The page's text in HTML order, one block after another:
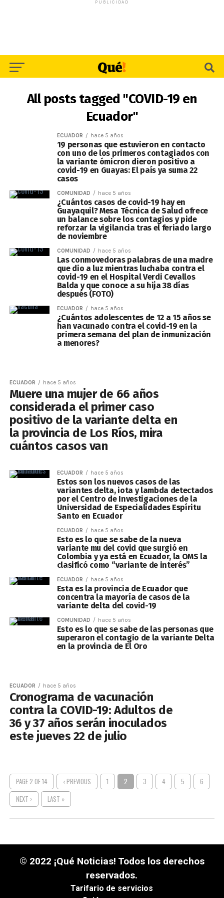
PUBLICIDAD
All posts tagged "COVID-19 en
Ecuador"
ECUADOR hace 5 años
19 personas que estuvieron en contacto
con uno de los primeros contagiados con
la variante ómicron dieron positivo a
covid-19 en Guayas: El país ya suma 22
casos
COMUNIDAD hace 5 años
¿Cuántos casos de covid-19 hay en
Guayaquil? Mesa Técnica de Salud ofrece
un balance sobre los contagios y pide
reforzar la vigilancia tras el feriado largo
de noviembre
COMUNIDAD hace 5 años
Las conmovedoras palabras de una madre
que dio a luz mientras luchaba contra el
covid-19 en el Hospital Verdi Cevallos
Balda y que conoce a su hija 38 días
después (FOTO)
ECUADOR hace 5 años
¿Cuántos adolescentes de 12 a 15 años se
han vacunado contra el covid-19 en la
primera semana del plan de inmunización
a menores?
ECUADOR hace 5 años
Muere una mujer de 66 años
considerada el primer caso
positivo de la variante delta en
la provincia de Los Ríos, mira
cuántos casos van
ECUADOR hace 5 años
Estos son los nuevos casos de las
variantes delta, iota y lambda detectados
por el Centro de Investigaciones de la
Universidad de Especialidades Espíritu
Santo en Ecuador
ECUADOR hace 5 años
Esto es lo que se sabe de la nueva
variante mu del covid que surgió en
Colombia y ya está en Ecuador, la OMS la
clasificó como “variante de interés”
ECUADOR hace 5 años
Esta es la provincia de Ecuador que
concentra la mayoría de casos de la
variante delta del covid-19
COMUNIDAD hace 5 años
Esto es lo que se sabe de las personas que
superaron el contagio de la variante Delta
en la provincia de El Oro
ECUADOR hace 5 años
Cronograma de vacunación
contra la COVID-19: Adultos de
36 y 37 años serán inoculados
este jueves 22 de julio
PAGE 2 OF 14 ‹ PREVIOUS 1 2 3 4 5
6
NEXT ›
LAST »
© 2022 ¡Qué Noticias! Todos los derechos
reservados.
Tarifario de servicios